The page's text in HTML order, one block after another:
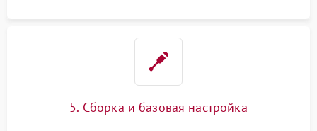
5. Сборка и базовая настройка